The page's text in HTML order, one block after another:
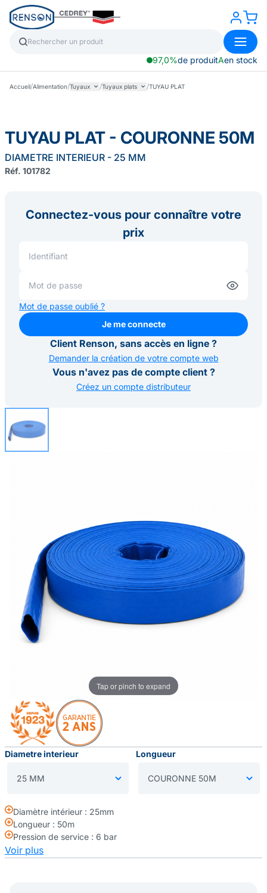
97,0%de produitAen stock
Accueil/Alimentation/Tuyaux /Tuyaux plats /TUYAU PLAT
Tap or pinch to expand
Diamètre intérieur : 25mm
Longueur : 50m
Pression de service : 6 bar
Voir plus
Diametre interieur Longueur
TUYAU PLAT - COURONNE 50M
DIAMETRE INTERIEUR - 25 MM
Réf. 101782
Connectez-vous pour connaître votre
prix
Mot de passe oublié ?
Je me connecte
Je me connecte
Client Renson, sans accès en ligne ?
Demander la création de votre compte web
Vous n'avez pas de compte client ?
Créez un compte distributeur